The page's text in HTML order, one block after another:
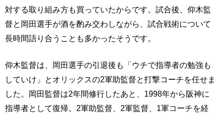
対する取り組み方も買っていたからです。試合後、仰木監
督と岡田選手が酒を酌み交わしながら、試合戦術について
長時間語り合うことも多かったそうです。
仰木監督は、岡田選手の引退後も「ウチで指導者の勉強も
していけ」とオリックスの2軍助監督と打撃コーチを任せま
した。岡田監督は2年間修行したあと、1998年から阪神に
指導者として復帰。2軍助監督、2軍監督、1軍コーチを経